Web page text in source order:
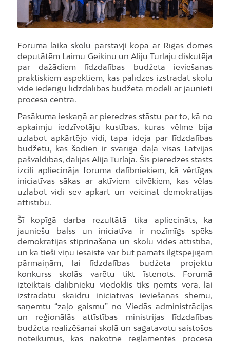
Foruma laikā skolu pārstāvji kopā ar Rīgas domes
deputātēm Laimu Geikinu un Aliju Turlaju diskutēja
par dažādiem līdzdalības budžeta ieviešanas
praktiskiem aspektiem, kas palīdzēs izstrādāt skolu
vidē iederīgu līdzdalības budžeta modeli ar jaunieti
procesa centrā.
Pasākuma ieskaņā ar pieredzes stāstu par to, kā no
apkaimju iedzīvotāju kustības, kuras vēlme bija
uzlabot apkārtējo vidi, tapa ideja par līdzdalības
budžetu, kas šodien ir svarīga daļa visās Latvijas
pašvaldības, dalījās Alija Turlaja. Šis pieredzes stāsts
izcili apliecināja foruma dalībniekiem, kā vērtīgas
iniciatīvas sākas ar aktīviem cilvēkiem, kas vēlas
uzlabot vidi sev apkārt un veicināt demokrātijas
attīstību.
Šī kopīgā darba rezultātā tika apliecināts, ka
jauniešu balss un iniciatīva ir nozīmīgs spēks
demokrātijas stiprināšanā un skolu vides attīstībā,
un ka tieši viņu iesaiste var būt pamats ilgtspējīgām
pārmaiņām, lai līdzdalības budžeta projektu
konkurss skolās varētu tikt īstenots. Forumā
izteiktais dalībnieku viedoklis tiks ņemts vērā, lai
izstrādātu skaidru iniciatīvas ieviešanas shēmu,
saņemtu “zaļo gaismu” no Viedās administrācijas
un reģionālās attīstības ministrijas līdzdalības
budžeta realizēšanai skolā un sagatavotu saistošos
noteikumus, kas nākotnē reglamentēs procesa